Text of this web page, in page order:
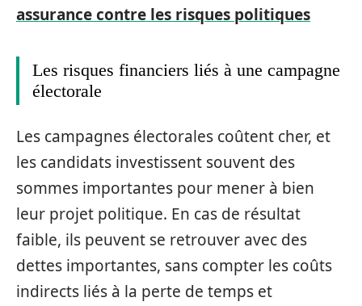
assurance contre les risques politiques
Les risques financiers liés à une campagne
électorale
Les campagnes électorales coûtent cher, et
les candidats investissent souvent des
sommes importantes pour mener à bien
leur projet politique. En cas de résultat
faible, ils peuvent se retrouver avec des
dettes importantes, sans compter les coûts
indirects liés à la perte de temps et